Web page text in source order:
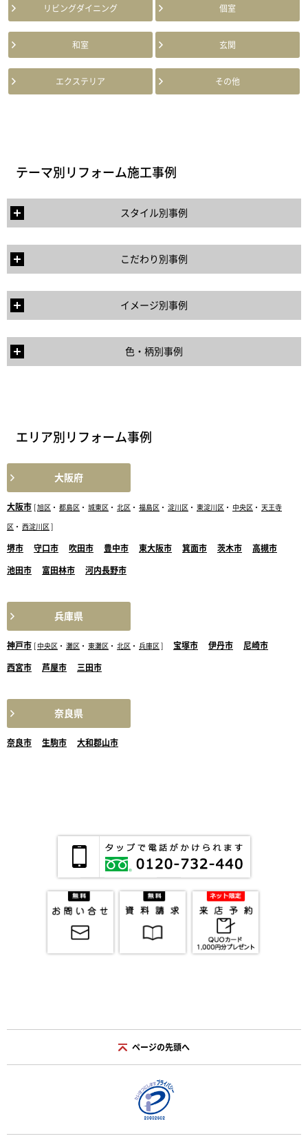
リビングダイニング 個室
和室 玄関
エクステリア その他
テーマ別リフォーム施工事例
スタイル別事例
こだわり別事例
イメージ別事例
色・柄別事例
エリア別リフォーム事例
大阪府
大阪市 旭区 ・ 都島区 ・ 城東区 ・ 北区 ・ 福島区 ・ 淀川区 ・ 東淀川区 ・ 中央区 ・ 天王寺
区 ・ 西淀川区
堺市 守口市 吹田市 豊中市 東大阪市 箕面市 茨木市 高槻市
池田市 富田林市 河内長野市
兵庫県
神戸市 中央区 ・ 灘区 ・ 東灘区 ・ 北区 ・ 兵庫区 宝塚市 伊丹市 尼崎市
西宮市 芦屋市 三田市
奈良県
奈良市 生駒市 大和郡山市
ページの先頭へ